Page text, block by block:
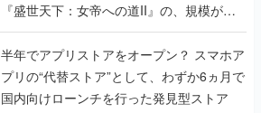
『盛世天下：女帝への道II』の、規模が違
うこだわりをプロデューサーに聞いた
半年でアプリストアをオープン？ スマホア
プリの“代替ストア”として、わずか6ヵ月で
国内向けローンチを行った発見型ストア